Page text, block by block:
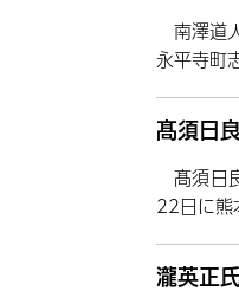
南澤道
永平寺町
髙須日
髙須日
22日に熊
瀧英正